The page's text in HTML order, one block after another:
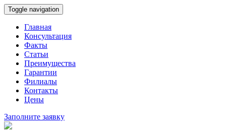
Toggle navigation
Главная
Консультация
Факты
Статьи
Преимущества
Гарантии
Филиалы
Контакты
Цены
Заполните заявку